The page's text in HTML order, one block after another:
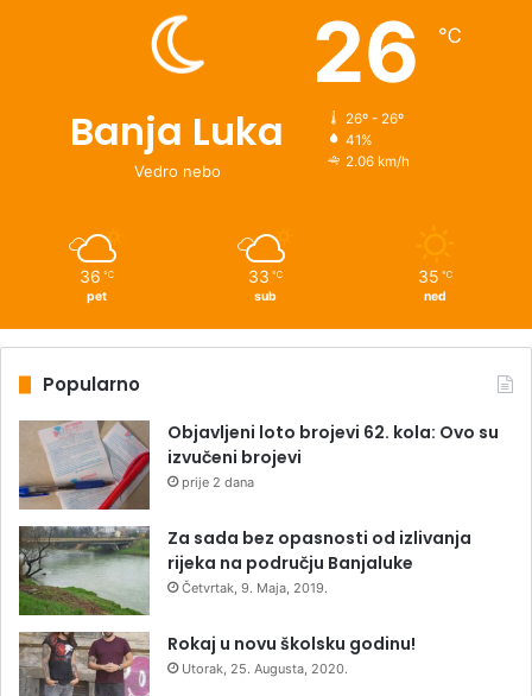
Banja Luka
Vedro nebo
26 ℃
26º - 26º
41%
2.06 km/h
36 ℃
pet
33 ℃
sub
35 ℃
ned
Popularno
Objavljeni loto brojevi 62. kola: Ovo su
izvučeni brojevi
prije 2 dana
Za sada bez opasnosti od izlivanja
rijeka na području Banjaluke
Četvrtak, 9. Maja, 2019.
Rokaj u novu školsku godinu!
Utorak, 25. Augusta, 2020.